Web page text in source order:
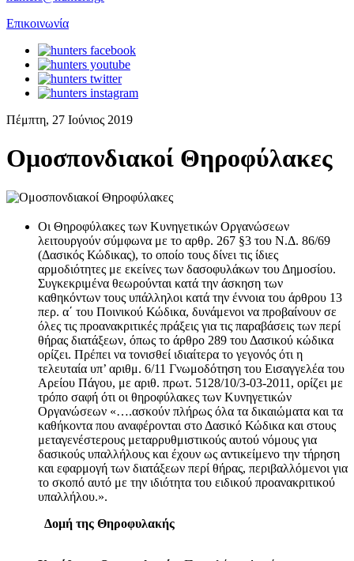
Επικοινωνία
Πέμπτη, 27 Ιούνιος 2019
Oμοσπονδιακοί Θηροφύλακες
Οι Θηροφύλακες των Κυνηγετικών Οργανώσεων
λειτουργούν σύμφωνα με το αρθρ. 267 §3 του Ν.Δ. 86/69
(Δασικός Κώδικας), το οποίο τους δίνει τις ίδιες
αρμοδιότητες με εκείνες των δασοφυλάκων του Δημοσίου.
Συγκεκριμένα θεωρούνται κατά την άσκηση των
καθηκόντων τους υπάλληλοι κατά την έννοια του άρθρου 13
περ. α΄ του Ποινικού Κώδικα, δυνάμενοι να προβαίνουν σε
όλες τις προανακριτικές πράξεις για τις παραβάσεις των περί
θήρας διατάξεων, όπως το άρθρο 289 του Δασικού κώδικα
ορίζει. Πρέπει να τονισθεί ιδιαίτερα το γεγονός ότι η
τελευταία υπ’ αριθμ. 6/11 Γνωμοδότηση του Εισαγγελέα του
Αρείου Πάγου, με αριθ. πρωτ. 5128/10/3-03-2011, ορίζει με
τρόπο σαφή ότι οι θηροφύλακες των Κυνηγετικών
Οργανώσεων «….ασκούν πλήρως όλα τα δικαιώματα και τα
καθήκοντα που αναφέρονται στο Δασικό Κώδικα και στους
μεταγενέστερους μεταρρυθμιστικούς αυτού νόμους για
δασικούς υπαλλήλους και έχουν ως αντικείμενο την τήρηση
και εφαρμογή των διατάξεων περί θήρας, περιβαλλόμενοι για
το σκοπό αυτό με την ιδιότητα του ειδικού προανακριτικού
υπαλλήλου.».
Δομή της Θηροφυλακής